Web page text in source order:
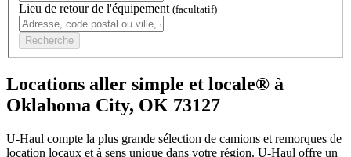
Lieu de retour de l'équipement (facultatif)
Recherche
Locations aller simple et locale® à
Oklahoma City, OK 73127
U-Haul compte la plus grande sélection de camions et remorques de
location locaux et à sens unique dans votre région. U-Haul offre un